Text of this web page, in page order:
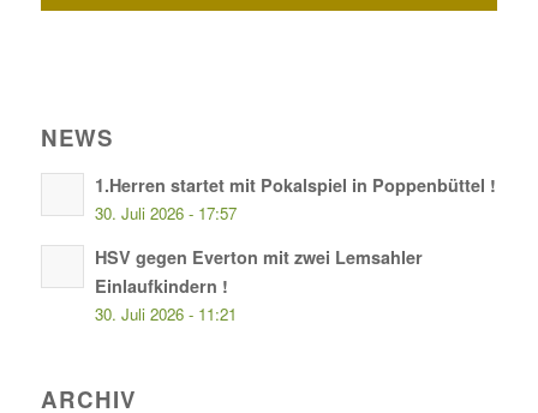
NEWS
1.Herren startet mit Pokalspiel in Poppenbüttel !
30. Juli 2026 - 17:57
HSV gegen Everton mit zwei Lemsahler
Einlaufkindern !
30. Juli 2026 - 11:21
ARCHIV